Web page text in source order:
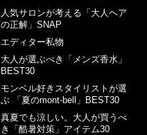
人気サロンが考える「大人ヘア
の正解」SNAP
エディター私物
大人が選ぶべき「メンズ香水」
BEST30
モンベル好きスタイリストが選
ぶ 「夏のmont-bell」BEST30
真夏でも涼しい。大人が買うべ
き「酷暑対策」アイテム30